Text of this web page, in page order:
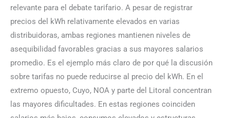
relevante para el debate tarifario. A pesar de registrar
precios del kWh relativamente elevados en varias
distribuidoras, ambas regiones mantienen niveles de
asequibilidad favorables gracias a sus mayores salarios
promedio. Es el ejemplo más claro de por qué la discusión
sobre tarifas no puede reducirse al precio del kWh. En el
extremo opuesto, Cuyo, NOA y parte del Litoral concentran
las mayores dificultades. En estas regiones coinciden